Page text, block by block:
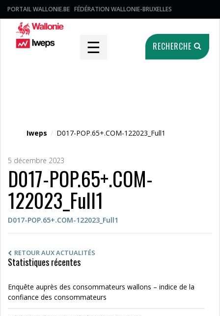
PORTAIL WALLONIE.BE FÉDÉRATION WALLONIE-BRUXELLES
☰ RECHERCHE
Iweps / D017-POP.65+.COM-122023_Full1
5 décembre 2023
D017-POP.65+.COM-
122023_Full1
D017-POP.65+.COM-122023_Full1
RETOUR AUX ACTUALITÉS
Statistiques récentes
Enquête auprès des consommateurs wallons – indice de la
confiance des consommateurs